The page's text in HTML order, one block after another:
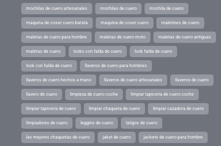
mochilas de cuero artesanales mochilas de cuero mochila de cuero
maquina de coser cuero barata maquina de coser cuero maletines de cuero
maletas de cuero para hombre maletas de cuero moto maletas de cuero antiguas
maletas de cuero looks con falda de cuero look falda de cuero
look con falda de cuero llaveros de cuero para hombres
llaveros de cuero hechos a mano llaveros de cuero artesanales llaveros de cuero
llavero de cuero limpieza de cuero coche limpiar tapiceria de cuero coche
limpiar tapiceria de cuero limpiar chaqueta de cuero limpiar cazadora de cuero
limpiadores de cuero leggins de cuero latigos de cuero
las mejores chaquetas de cuero jaket de cuero jackets de cuero para hombre